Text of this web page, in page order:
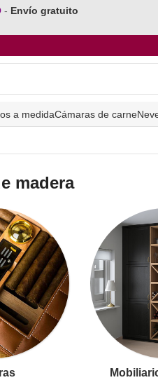
- Envío gratuito
a medidaCámaras de carne
madera